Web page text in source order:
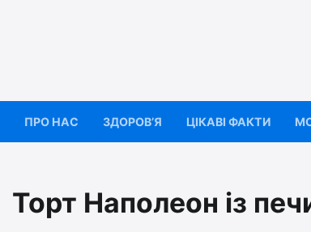
ПРО НАС ЗДОРОВ’Я ЦІКАВІ ФАКТИ
Торт Наполеон із